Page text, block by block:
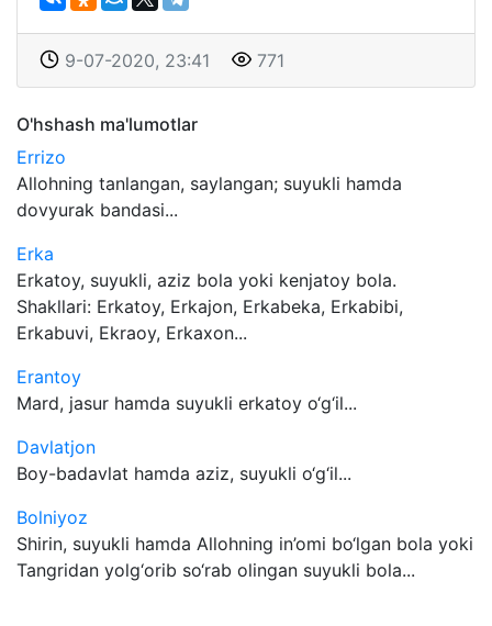
9-07-2020, 23:41 771
O'hshash ma'lumotlar
Errizo
Allohning tanlangan, saylangan; suyukli hamda
dovyurak bandasi...
Erka
Erkatoy, suyukli, aziz bola yoki kenjatoy bola.
Shakllari: Erkatoy, Erkajon, Erkabeka, Erkabibi,
Erkabuvi, Ekraoy, Erkaxon...
Erantoy
Mard, jasur hamda suyukli erkatoy o‘g‘il...
Davlatjon
Boy-badavlat hamda aziz, suyukli o‘g‘il...
Bolniyoz
Shirin, suyukli hamda Allohning in’omi bo‘lgan bola yoki
Tangridan yolg‘orib so‘rab olingan suyukli bola...